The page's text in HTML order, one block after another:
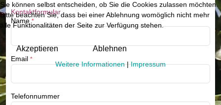
Kontaktformular
Name*
Email *
Telefonnummer
Sie können selbst entscheiden, ob Sie die Cookies zulassen möchten.
Bitte beachten Sie, dass bei einer Ablehnung womöglich nicht mehr
alle Funktionalitäten der Seite zur Verfügung stehen.
Akzeptieren Ablehnen
Weitere Informationen|Impressum